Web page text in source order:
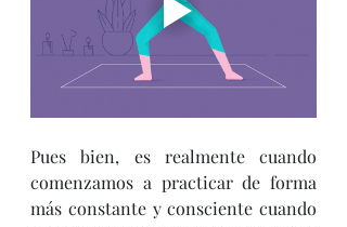
Pues bien, es realmente cuando
comenzamos a practicar de forma
más constante y consciente cuando